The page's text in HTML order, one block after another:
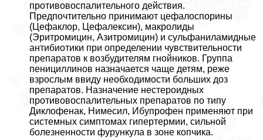
противовоспалительного действия.
Предпочтительно принимают цефалоспорины
(Цефаклор, Цефалексин), макролиды
(Эритромицин, Азитромицин) и сульфаниламидные
антибиотики при определении чувствительности
препаратов к возбудителям гнойников. Группа
пенициллинов назначается чаще детям, реже
взрослым ввиду необходимости больших доз
препаратов. Назначение нестероидных
противовоспалительных препаратов по типу
Диклофенак, Нимесил, Ибупрофен применяют при
системных симптомах гипертермии, сильной
болезненности фурункула в зоне копчика.